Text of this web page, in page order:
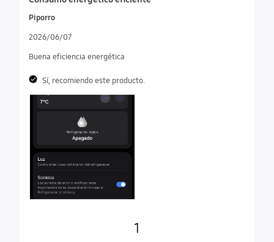
Piporro
2026/06/07
Buena eficiencia energética
Sí, recomiendo este producto.
1